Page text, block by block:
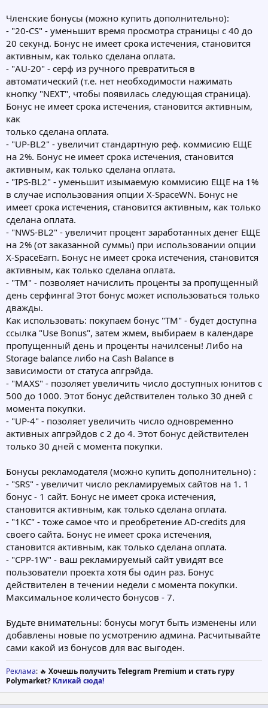
Членские бонусы (можно купить дополнительно):
- "20-CS" - уменьшит время просмотра страницы с 40 до
20 секунд. Бонус не имеет срока истечения, становится
активным, как только сделана оплата.
- "AU-20" - серф из ручного превратиться в
автоматический (т.е. нет необходимости нажимать
кнопку "NEXT", чтобы появилась следующая страница).
Бонус не имеет срока истечения, становится активным,
как
только сделана оплата.
- "UP-BL2" - увеличит стандартную реф. коммисию ЕЩЕ
на 2%. Бонус не имеет срока истечения, становится
активным, как только сделана оплата.
- "IPS-BL2" - уменьшит изымаемую коммисию ЕЩЕ на 1%
в случае использования опции X-SpaceWN. Бонус не
имеет срока истечения, становится активным, как только
сделана оплата.
- "NWS-BL2" - увеличит процент заработанных денег ЕЩЕ
на 2% (от заказанной суммы) при использовании опции
X-SpaceEarn. Бонус не имеет срока истечения, становится
активным, как только сделана оплата.
- "TM" - позволяет начислить проценты за пропущенный
день серфинга! Этот бонус может использоваться только
дважды.
Как использовать: покупаем бонус "TM" - будет доступна
ссылка "Use Bonus", затем жмем, выбираем в календаре
пропущенный день и проценты начилсены! Либо на
Storage balance либо на Cash Balance в
зависимости от статуса апгрэйда.
- "MAXS" - позоляет увеличить число доступных юнитов с
500 до 1000. Этот бонус действителен только 30 дней с
момента покупки.
- "UP-4" - позоляет увеличить число одновременно
активных апгрэйдов с 2 до 4. Этот бонус действителен
только 30 дней с момента покупки.
Бонусы рекламодателя (можно купить дополнительно) :
- "SRS" - увеличит число рекламируемых сайтов на 1. 1
бонус - 1 сайт. Бонус не имеет срока истечения,
становится активным, как только сделана оплата.
- "1KC" - тоже самое что и преобретение AD-credits для
своего сайта. Бонус не имеет срока истечения,
становится активным, как только сделана оплата.
- "CPP-1W" - ваш рекламируемый сайт увидят все
пользователи проекта хотя бы один раз. Бонус
действителен в течении недели с момента покупки.
Максимальное количесто бонусов - 7.
Будьте внимательны: бонусы могут быть изменены или
добавлены новые по усмотрению админа. Расчитывайте
сами какой из бонусов для вас выгоден.
Реклама: 🔥 Хочешь получить Telegram Premium и стать гуру
Polymarket? Кликай сюда!